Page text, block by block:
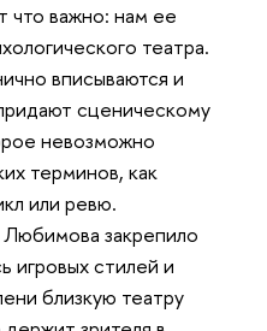
что важно: нам ее
театра.
вписываются и
сценическому
невозможно
терминов, как
или ревю.
закрепило
игровых стилей и
близкую театру